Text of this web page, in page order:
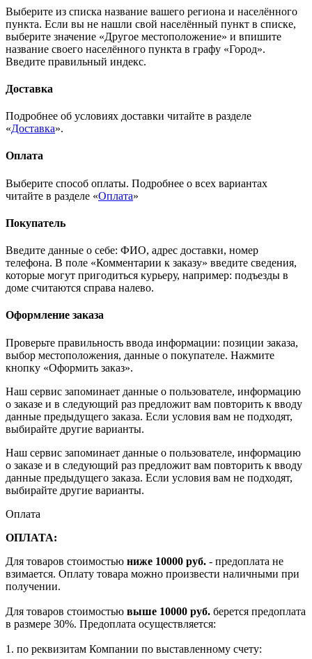
Выберите из списка название вашего региона и населённого
пункта. Если вы не нашли свой населённый пункт в списке,
выберите значение «Другое местоположение» и впишите
название своего населённого пункта в графу «Город».
Введите правильный индекс.
Доставка
Подробнее об условиях доставки читайте в разделе
«Доставка».
Оплата
Выберите способ оплаты. Подробнее о всех вариантах
читайте в разделе «Оплата»
Покупатель
Введите данные о себе: ФИО, адрес доставки, номер
телефона. В поле «Комментарии к заказу» введите сведения,
которые могут пригодиться курьеру, например: подъезды в
доме считаются справа налево.
Оформление заказа
Проверьте правильность ввода информации: позиции заказа,
выбор местоположения, данные о покупателе. Нажмите
кнопку «Оформить заказ».
Наш сервис запоминает данные о пользователе, информацию
о заказе и в следующий раз предложит вам повторить к вводу
данные предыдущего заказа. Если условия вам не подходят,
выбирайте другие варианты.
Наш сервис запоминает данные о пользователе, информацию
о заказе и в следующий раз предложит вам повторить к вводу
данные предыдущего заказа. Если условия вам не подходят,
выбирайте другие варианты.
Оплата
ОПЛАТА:
Для товаров стоимостью ниже 10000 руб. - предоплата не
взимается. Оплату товара можно произвести наличными при
получении.
Для товаров стоимостью выше 10000 руб. берется предоплата
в размере 30%. Предоплата осуществляется:
1. по реквизитам Компании по выставленному счету: